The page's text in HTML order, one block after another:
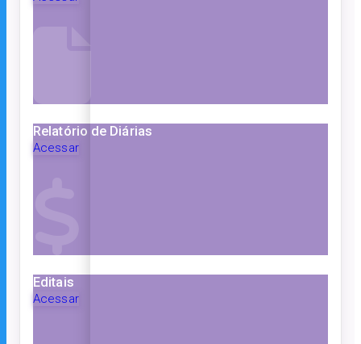
Relatório de Diárias
Acessar
Editais
Acessar